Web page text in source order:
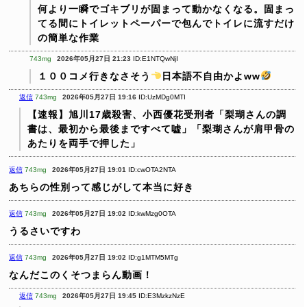
何より一瞬でゴキブリが固まって動かなくなる。固まっ
てる間にトイレットペーパーで包んでトイレに流すだけ
の簡単な作業
743mg 2026年05月27日 21:23 ID:E1NTQwNjI
１００コメ行きなさそう 日本語不自由かよww
返信 743mg 2026年05月27日 19:16 ID:UzMDg0MTI
【速報】旭川17歳殺害、小西優花受刑者「梨瑚さんの調
書は、最初から最後まですべて嘘」「梨瑚さんが肩甲骨の
あたりを両手で押した」
返信 743mg 2026年05月27日 19:01 ID:cwOTA2NTA
あちらの性別って感じがして本当に好き
返信 743mg 2026年05月27日 19:02 ID:kwMzg0OTA
うるさいですわ
返信 743mg 2026年05月27日 19:02 ID:g1MTM5MTg
なんだこのくそつまらん動画！
返信 743mg 2026年05月27日 19:45 ID:E3MzkzNzE